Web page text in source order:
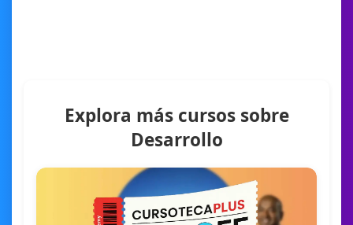
Explora más cursos sobre
Desarrollo